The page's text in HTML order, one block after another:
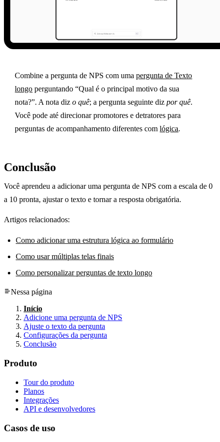
Combine a pergunta de NPS com umapergunta de Texto
longo perguntando “Qual é o principal motivo da sua
nota?”. A nota dizo quê; a pergunta seguinte dizpor quê.
Você pode até direcionar promotores e detratores para
perguntas de acompanhamento diferentes comlógica.
Conclusão
Você aprendeu a adicionar uma pergunta de NPS com a escala de 0
a 10 pronta, ajustar o texto e tornar a resposta obrigatória.
Artigos relacionados:
Como adicionar uma estrutura lógica ao formulário
Como usar múltiplas telas finais
Como personalizar perguntas de texto longo
Nessa página
Início
Adicione uma pergunta de NPS
Ajuste o texto da pergunta
Configurações da pergunta
Conclusão
Produto
Tour do produto
Planos
Integrações
API e desenvolvedores
Casos de uso